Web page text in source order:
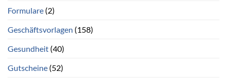
Formulare (2)
Geschäftsvorlagen (158)
Gesundheit (40)
Gutscheine (52)